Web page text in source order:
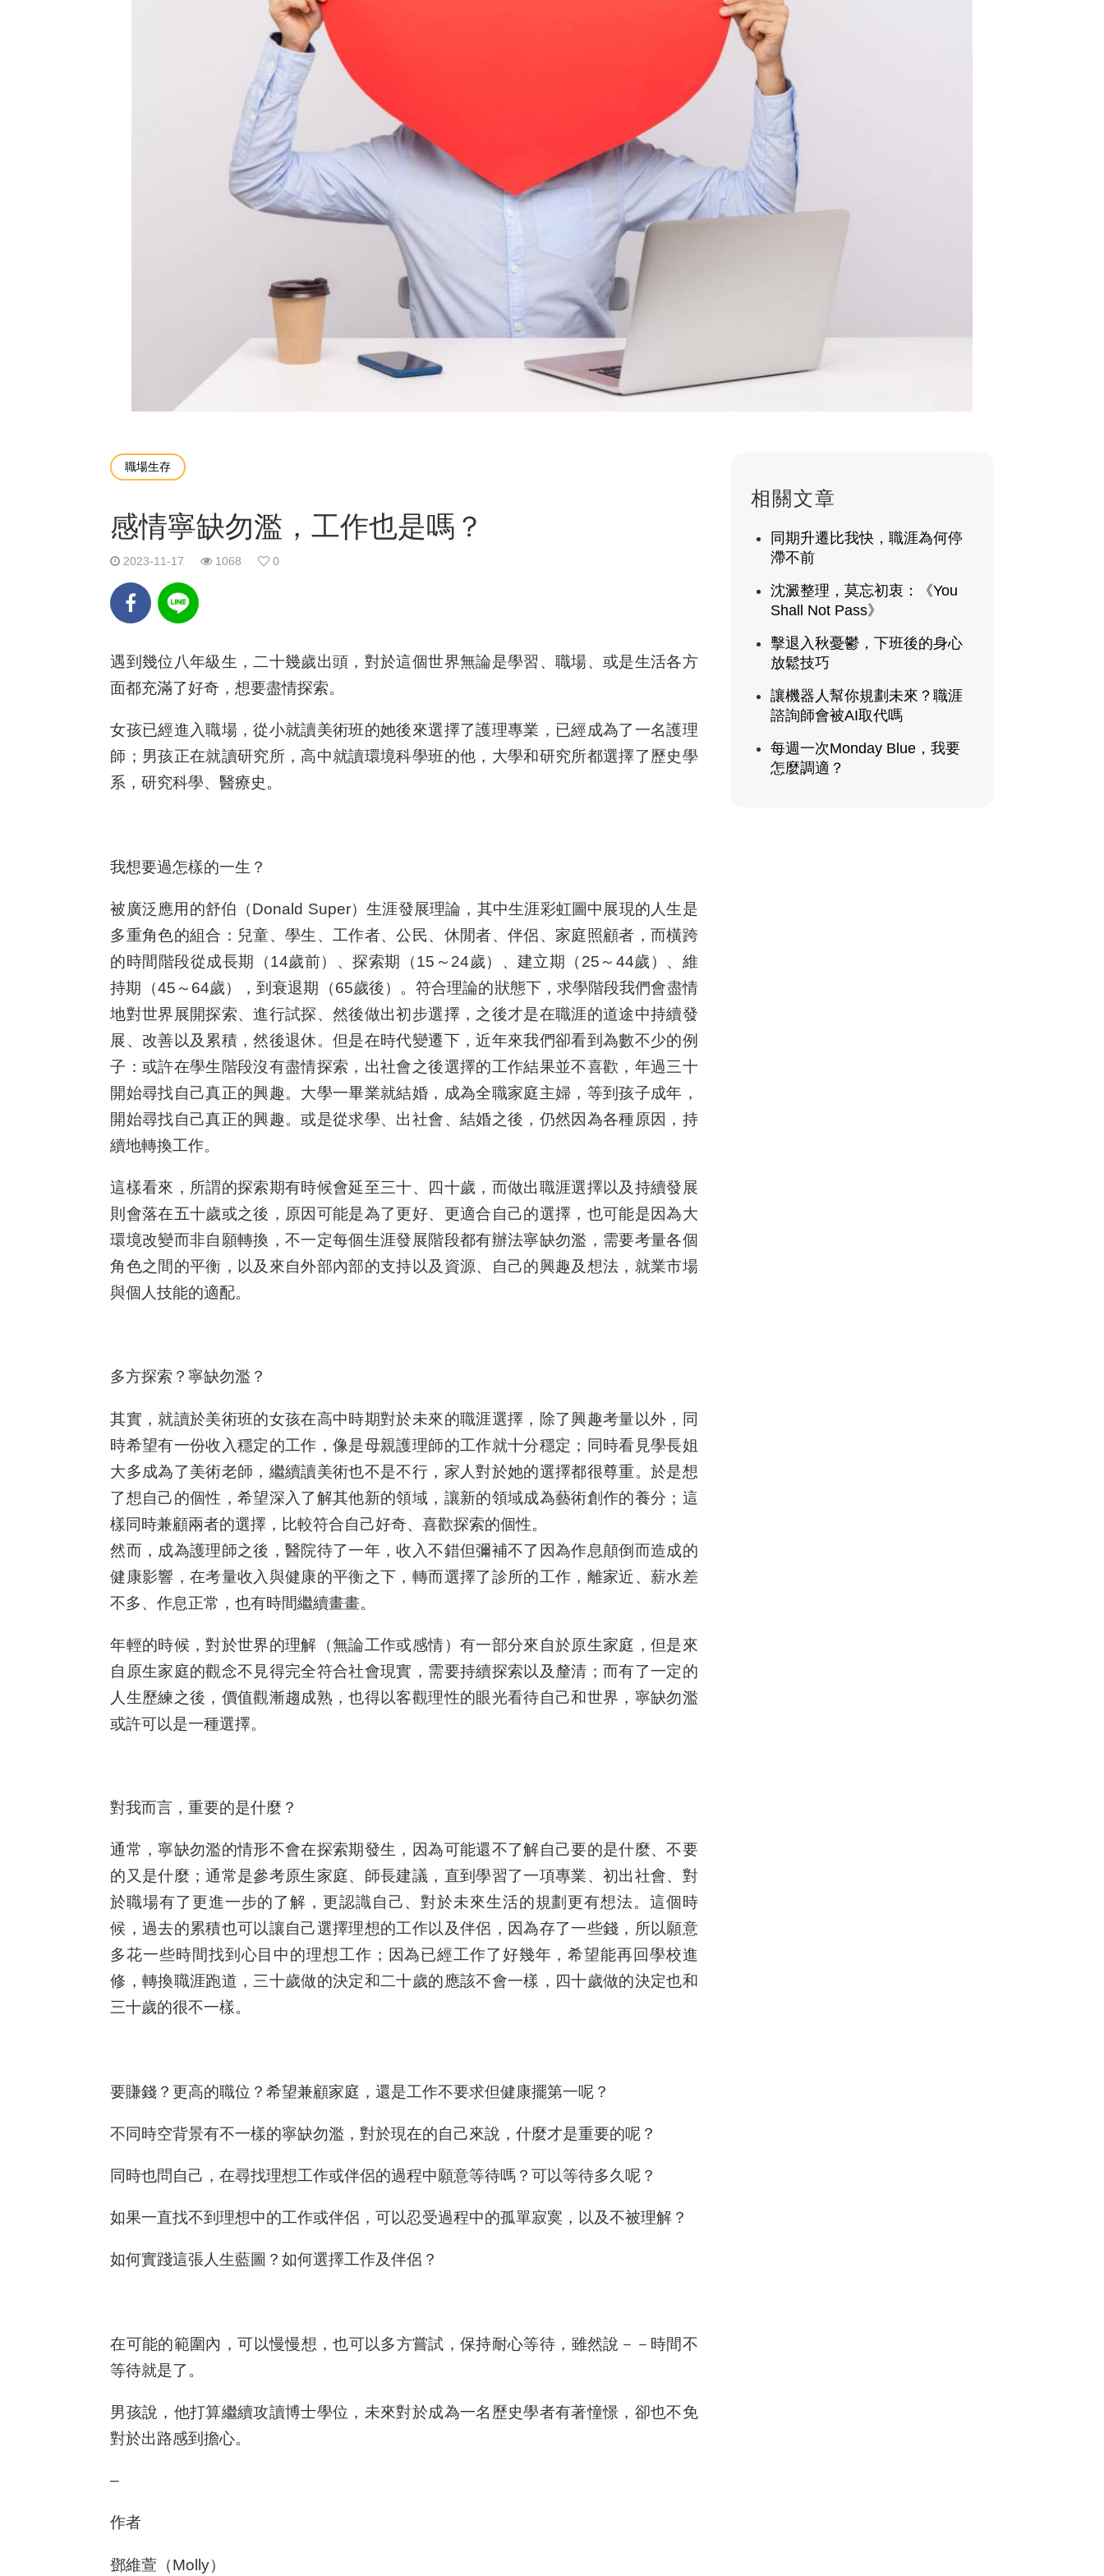
職場生存
感情寧缺勿濫，工作也是嗎？
2023-11-17 1068 0
遇到幾位八年級生，二十幾歲出頭，對於這個世界無論是學習、職場、或是生活各方
面都充滿了好奇，想要盡情探索。
女孩已經進入職場，從小就讀美術班的她後來選擇了護理專業，已經成為了一名護理
師；男孩正在就讀研究所，高中就讀環境科學班的他，大學和研究所都選擇了歷史學
系，研究科學、醫療史。
我想要過怎樣的一生？
被廣泛應用的舒伯（Donald Super）生涯發展理論，其中生涯彩虹圖中展現的人生是
多重角色的組合：兒童、學生、工作者、公民、休閒者、伴侶、家庭照顧者，而橫跨
的時間階段從成長期（14歲前）、探索期（15～24歲）、建立期（25～44歲）、維
持期（45～64歲），到衰退期（65歲後）。符合理論的狀態下，求學階段我們會盡情
地對世界展開探索、進行試探、然後做出初步選擇，之後才是在職涯的道途中持續發
展、改善以及累積，然後退休。但是在時代變遷下，近年來我們卻看到為數不少的例
子：或許在學生階段沒有盡情探索，出社會之後選擇的工作結果並不喜歡，年過三十
開始尋找自己真正的興趣。大學一畢業就結婚，成為全職家庭主婦，等到孩子成年，
開始尋找自己真正的興趣。或是從求學、出社會、結婚之後，仍然因為各種原因，持
續地轉換工作。
這樣看來，所謂的探索期有時候會延至三十、四十歲，而做出職涯選擇以及持續發展
則會落在五十歲或之後，原因可能是為了更好、更適合自己的選擇，也可能是因為大
環境改變而非自願轉換，不一定每個生涯發展階段都有辦法寧缺勿濫，需要考量各個
角色之間的平衡，以及來自外部內部的支持以及資源、自己的興趣及想法，就業市場
與個人技能的適配。
多方探索？寧缺勿濫？
其實，就讀於美術班的女孩在高中時期對於未來的職涯選擇，除了興趣考量以外，同
時希望有一份收入穩定的工作，像是母親護理師的工作就十分穩定；同時看見學長姐
大多成為了美術老師，繼續讀美術也不是不行，家人對於她的選擇都很尊重。於是想
了想自己的個性，希望深入了解其他新的領域，讓新的領域成為藝術創作的養分；這
樣同時兼顧兩者的選擇，比較符合自己好奇、喜歡探索的個性。
然而，成為護理師之後，醫院待了一年，收入不錯但彌補不了因為作息顛倒而造成的
健康影響，在考量收入與健康的平衡之下，轉而選擇了診所的工作，離家近、薪水差
不多、作息正常，也有時間繼續畫畫。
年輕的時候，對於世界的理解（無論工作或感情）有一部分來自於原生家庭，但是來
自原生家庭的觀念不見得完全符合社會現實，需要持續探索以及釐清；而有了一定的
人生歷練之後，價值觀漸趨成熟，也得以客觀理性的眼光看待自己和世界，寧缺勿濫
或許可以是一種選擇。
對我而言，重要的是什麼？
通常，寧缺勿濫的情形不會在探索期發生，因為可能還不了解自己要的是什麼、不要
的又是什麼；通常是參考原生家庭、師長建議，直到學習了一項專業、初出社會、對
於職場有了更進一步的了解，更認識自己、對於未來生活的規劃更有想法。這個時
候，過去的累積也可以讓自己選擇理想的工作以及伴侶，因為存了一些錢，所以願意
多花一些時間找到心目中的理想工作；因為已經工作了好幾年，希望能再回學校進
修，轉換職涯跑道，三十歲做的決定和二十歲的應該不會一樣，四十歲做的決定也和
三十歲的很不一樣。
要賺錢？更高的職位？希望兼顧家庭，還是工作不要求但健康擺第一呢？
不同時空背景有不一樣的寧缺勿濫，對於現在的自己來說，什麼才是重要的呢？
同時也問自己，在尋找理想工作或伴侶的過程中願意等待嗎？可以等待多久呢？
如果一直找不到理想中的工作或伴侶，可以忍受過程中的孤單寂寞，以及不被理解？
如何實踐這張人生藍圖？如何選擇工作及伴侶？
在可能的範圍內，可以慢慢想，也可以多方嘗試，保持耐心等待，雖然說－－時間不
等待就是了。
男孩說，他打算繼續攻讀博士學位，未來對於成為一名歷史學者有著憧憬，卻也不免
對於出路感到擔心。
–
作者
鄧維萱（Molly）
相關文章
同期升遷比我快，職涯為何停
滯不前
沈澱整理，莫忘初衷：《You
Shall Not Pass》
擊退入秋憂鬱，下班後的身心
放鬆技巧
讓機器人幫你規劃未來？職涯
諮詢師會被AI取代嗎
每週一次Monday Blue，我要
怎麼調適？